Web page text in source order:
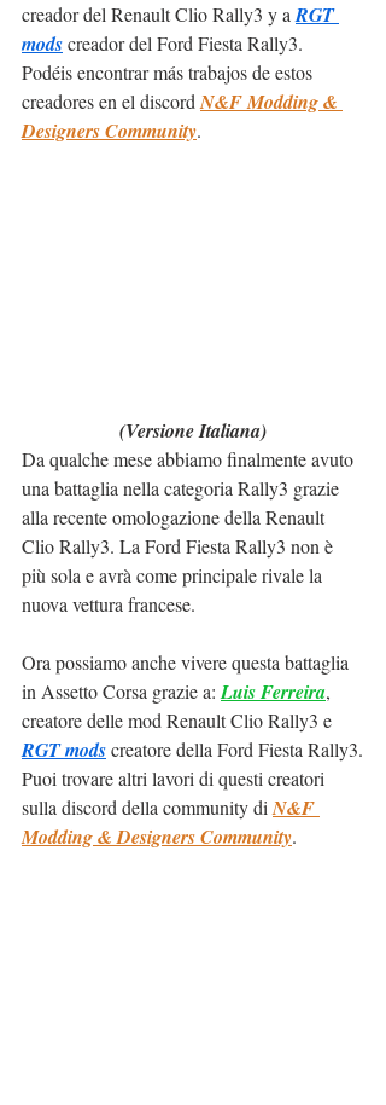
creador del Renault Clio Rally3 y a RGT
mods creador del Ford Fiesta Rally3.
Podéis encontrar más trabajos de estos
creadores en el discord N&F Modding &
Designers Community.
(Versione Italiana)
Da qualche mese abbiamo finalmente avuto
una battaglia nella categoria Rally3 grazie
alla recente omologazione della Renault
Clio Rally3. La Ford Fiesta Rally3 non è
più sola e avrà come principale rivale la
nuova vettura francese.
Ora possiamo anche vivere questa battaglia
in Assetto Corsa grazie a: Luis Ferreira,
creatore delle mod Renault Clio Rally3 e
RGT mods creatore della Ford Fiesta Rally3.
Puoi trovare altri lavori di questi creatori
sulla discord della community di N&F
Modding & Designers Community.